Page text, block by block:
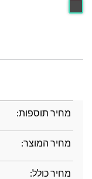
מחיר תוספות:
מחיר המוצר:
מחיר כולל: